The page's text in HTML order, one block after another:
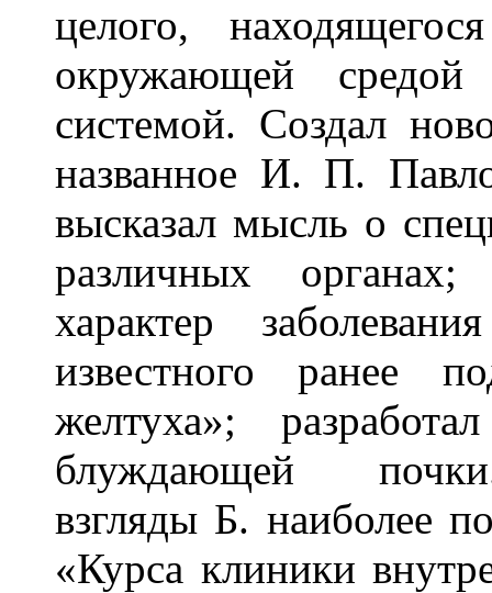
целого,
окружающей
системой. Создал
названное И. П.
высказал мысль о
различных
характер
известного ранее
желтуха»;
блуждающей почки.
взгляды Б. наиболее
«Курса клиники